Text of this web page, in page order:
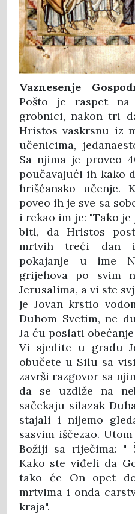
Vaznesenje
Pošto je raspet
grobnici, nakon tri
Hristos vaskrsnu iz
učenicima,
Sa njima je proveo
poučavajući ih kako
hrišćansko učenje.
poveo ih je sve sa
i rekao im je: "Tako
biti, da Hristos
mrtvih treći dan
pokajanje u ime
grijehova po svim
Jerusalima, a vi ste
je Jovan krstio
Duhom Svetim, ne
Ja ću poslati
Vi sjedite u gradu
obučete u Silu sa
završi razgovor sa
da se uzdiže na
sačekaju silazak
stajali i nijemo
sasvim iščezao.
Božiji sa riječima: "
Kako ste viđeli da
tako će On opet
mrtvima i onda
kraja".